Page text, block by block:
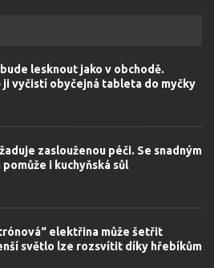
lesknout jako v obchodě.
ji vyčistí obyčejná tableta do myčky
zaslouženou péči. Se snadným
i kuchyňská sůl
elektřina může šetřit
světlo lze rozsvítit díky hřebíkům